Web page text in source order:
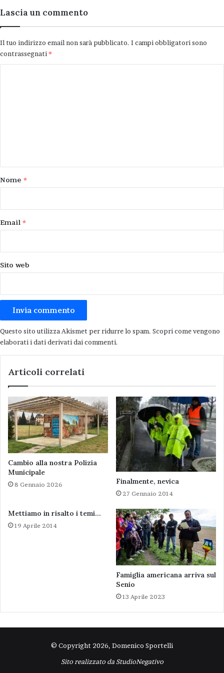
Lascia un commento
Il tuo indirizzo email non sarà pubblicato. I campi obbligatori sono
contrassegnati *
o
Nome *
Email *
Sito web
Questo sito utilizza Akismet per ridurre lo spam. Scopri come vengono
elaborati i dati derivati dai commenti.
Articoli correlati
Cambio alla nostra Polizia
Municipale
8 Gennaio 2026 Finalmente, nevica
27 Gennaio 2014
Mettiamo in risalto i temi…
19 Aprile 2014
Famiglia americana arriva sul
Senio
13 Aprile 2023
© Copyright 2026, Domenico Sportelli
Sito realizzato da StudioNegativo